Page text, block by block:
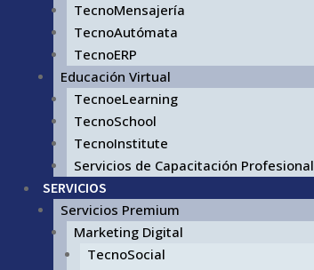
TecnoMensajería
TecnoAutómata
TecnoERP
Educación Virtual
TecnoeLearning
TecnoSchool
TecnoInstitute
Servicios de Capacitación Profesional
SERVICIOS
Servicios Premium
Marketing Digital
TecnoSocial